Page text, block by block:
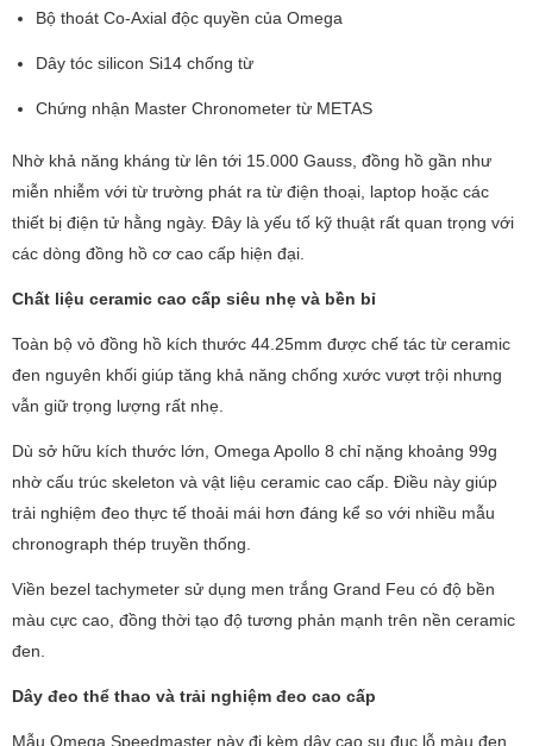
Bộ thoát Co-Axial độc quyền của Omega
Dây tóc silicon Si14 chống từ
Chứng nhận Master Chronometer từ METAS
Nhờ khả năng kháng từ lên tới 15.000 Gauss, đồng hồ gần như
miễn nhiễm với từ trường phát ra từ điện thoại, laptop hoặc các
thiết bị điện tử hằng ngày. Đây là yếu tố kỹ thuật rất quan trọng với
các dòng đồng hồ cơ cao cấp hiện đại.
Chất liệu ceramic cao cấp siêu nhẹ và bền bỉ
Toàn bộ vỏ đồng hồ kích thước 44.25mm được chế tác từ ceramic
đen nguyên khối giúp tăng khả năng chống xước vượt trội nhưng
vẫn giữ trọng lượng rất nhẹ.
Dù sở hữu kích thước lớn, Omega Apollo 8 chỉ nặng khoảng 99g
nhờ cấu trúc skeleton và vật liệu ceramic cao cấp. Điều này giúp
trải nghiệm đeo thực tế thoải mái hơn đáng kể so với nhiều mẫu
chronograph thép truyền thống.
Viền bezel tachymeter sử dụng men trắng Grand Feu có độ bền
màu cực cao, đồng thời tạo độ tương phản mạnh trên nền ceramic
đen.
Dây đeo thể thao và trải nghiệm đeo cao cấp
Mẫu Omega Speedmaster này đi kèm dây cao su đục lỗ màu đen